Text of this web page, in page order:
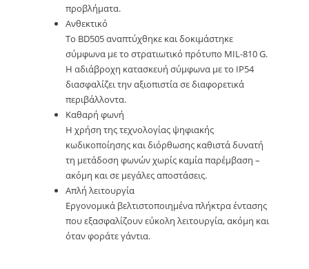
προβλήματα.
Ανθεκτικό
Το BD505 αναπτύχθηκε και δοκιμάστηκε
σύμφωνα με το στρατιωτικό πρότυπο MIL-810 G.
Η αδιάβροχη κατασκευή σύμφωνα με το IP54
διασφαλίζει την αξιοπιστία σε διαφορετικά
περιβάλλοντα.
Καθαρή φωνή
Η χρήση της τεχνολογίας ψηφιακής
κωδικοποίησης και διόρθωσης καθιστά δυνατή
τη μετάδοση φωνών χωρίς καμία παρέμβαση –
ακόμη και σε μεγάλες αποστάσεις.
Απλή λειτουργία
Εργονομικά βελτιστοποιημένα πλήκτρα έντασης
που εξασφαλίζουν εύκολη λειτουργία, ακόμη και
όταν φοράτε γάντια.